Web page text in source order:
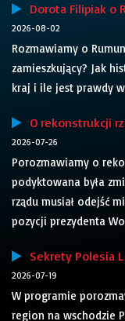
Dorota Filipiak o
2026-08-02
Rozmawiamy o
zamieszkujący? Jak
kraj i ile jest prawdy
O rekonstrukcji
2026-07-26
Porozmawiamy o
podyktowana była
rządu musiał odejść
pozycji prezydenta
Sekrety Polesia
2026-07-19
W programie
region na wschodzie